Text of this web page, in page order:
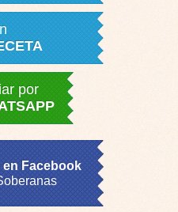
por
en Facebook